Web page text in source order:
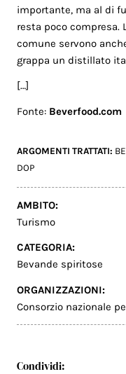
importante, ma al di
resta poco compresa.
comune servono
grappa un distillato
[…]
Fonte: Beverfood.com
ARGOMENTI TRATTATI:
DOP
AMBITO:
Turismo
CATEGORIA:
Bevande spiritose
ORGANIZZAZIONI:
Consorzio nazionale
Condividi: